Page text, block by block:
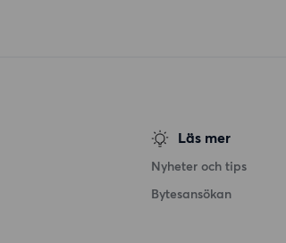
Läs mer
Nyheter och tips
Bytesansökan